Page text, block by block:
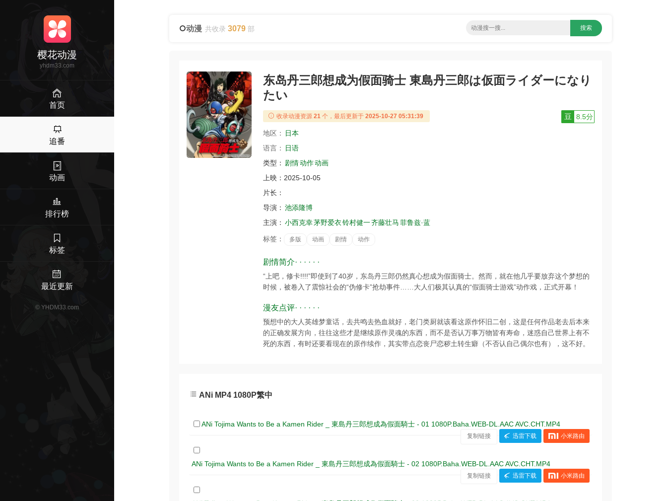
樱花动漫
yhdm33.com
首页
追番
动画
排行榜
标签
最近更新
© YHDM33.com
动漫 共收录3079 部
东岛丹三郎想成为假面骑士 東島丹三郎は仮面ライダーになり
たい
豆 8.5分
收录动漫资源 21 个，最后更新于 2025-10-27 05:31:39
地区：
日本
语言：
日语
类型： 剧情动作动画
上映： 2025-10-05
片长：
导演： 池添隆博
主演： 小西克幸茅野爱衣铃村健一齐藤壮马菲鲁兹·蓝
标签： 多版 动画 剧情 动作
剧情简介· · · · · ·
“上吧，修卡!!!!”即使到了40岁，东岛丹三郎仍然真心想成为假面骑士。然而，就在他几乎要放弃这个梦想的
时候，被卷入了震惊社会的“伪修卡”抢劫事件……大人们极其认真的“假面骑士游戏”动作戏，正式开幕！
漫友点评· · · · · ·
预想中的大人英雄梦童话，去共鸣去热血就好，老门类厨就该看这原作怀旧二创，这是任何作品老去后本来
的正确发展方向，往往这些才是继续原作灵魂的东西，而不是否认万事万物皆有寿命，迷惑自己世界上有不
死的东西，有时还要看现在的原作续作，其实带点恋丧尸恋秽土转生癖（不否认自己偶尔也有），这不好。
ANi MP4 1080P繁中
ANi Tojima Wants to Be a Kamen Rider _ 東島丹三郎想成為假面騎士 - 01 1080P.Baha.WEB-DL.AAC AVC.CHT.MP4
复制链接 迅雷下载 小米路由
ANi Tojima Wants to Be a Kamen Rider _ 東島丹三郎想成為假面騎士 - 02 1080P.Baha.WEB-DL.AAC AVC.CHT.MP4
复制链接 迅雷下载 小米路由